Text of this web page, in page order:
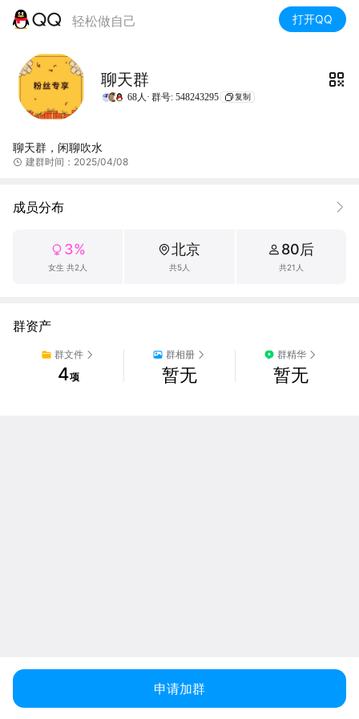
轻松做自己 打开QQ
聊天群
68人· 群号: 548243295 复制
聊天群，闲聊吹水
建群时间：2025/04/08
成员分布
3%
女生 共2人
北京
共5人
80后
共21人
群资产
群文件
4项
群相册
暂无
群精华
暂无
申请加群